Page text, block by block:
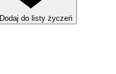
Dodaj do listy życzeń